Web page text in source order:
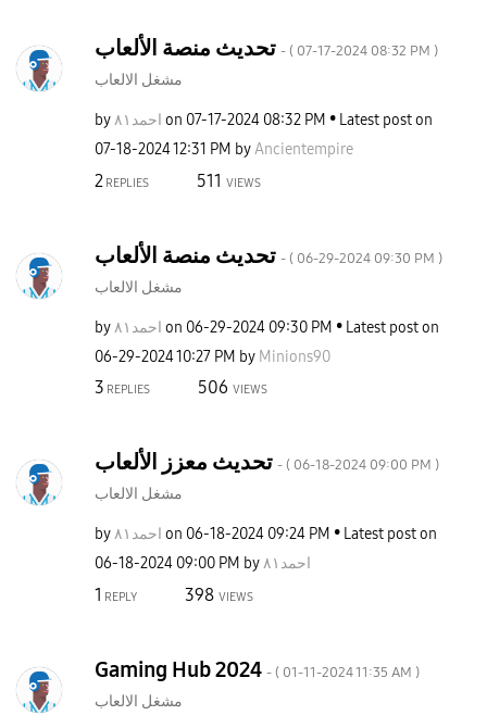
تحديث منصة الألعاب - ( ‎07-17-2024 08:32 PM )
مشغل الالعاب
by احمد٨١ on ‎07-17-2024 08:32 PM
Latest post on
‎07-18-202412:31 PM byAncientempire
2 REPLIES 511 VIEWS
تحديث منصة الألعاب - ( ‎06-29-2024 09:30 PM )
مشغل الالعاب
by احمد٨١ on ‎06-29-2024 09:30 PM
Latest post on
‎06-29-202410:27 PM by Minions90
3 REPLIES 506 VIEWS
تحديث معزز الألعاب - ( ‎06-18-2024 09:00 PM )
مشغل الالعاب
by احمد٨١ on ‎06-18-2024 09:24 PM
Latest post on
‎06-18-2024 09:00 PM by احمد٨١
1 REPLY 398 VIEWS
Gaming Hub 2024 - ( ‎01-11-202411:35 AM )
مشغل الالعاب